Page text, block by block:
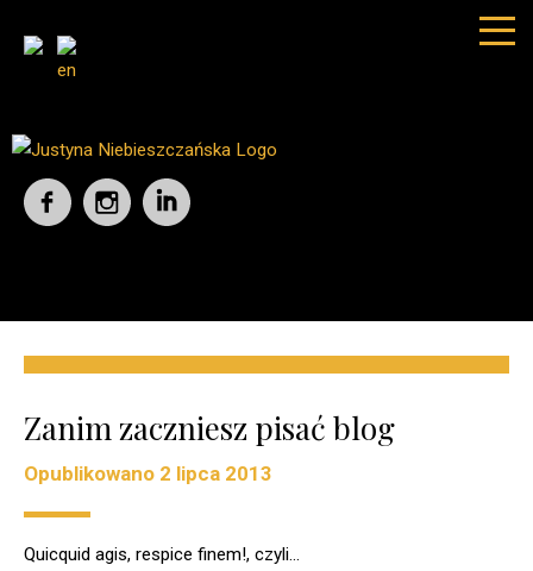
Zanim zaczniesz pisać blog
Opublikowano 2 lipca 2013
Quicquid agis, respice finem!, czyli…